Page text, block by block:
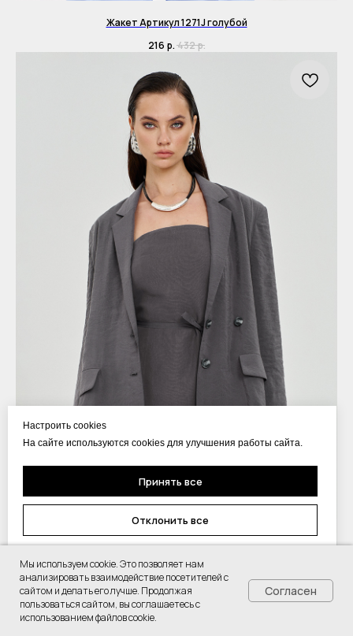
Настроить cookies
На сайте используются cookies для улучшения работы сайта.
Принять все
Отклонить все
Настроить Cookie
Жакет Артикул 1271J голубой
216 р. 432р.
Жакет Артикул 1271J графитовый
216р.432
Мы используем cookie. Это позволяет нам
анализировать взаимодействие посетителей с
сайтом и делать его лучше. Продолжая
пользоваться сайтом, вы соглашаетесь с
использованием файлов cookie.
Согласен